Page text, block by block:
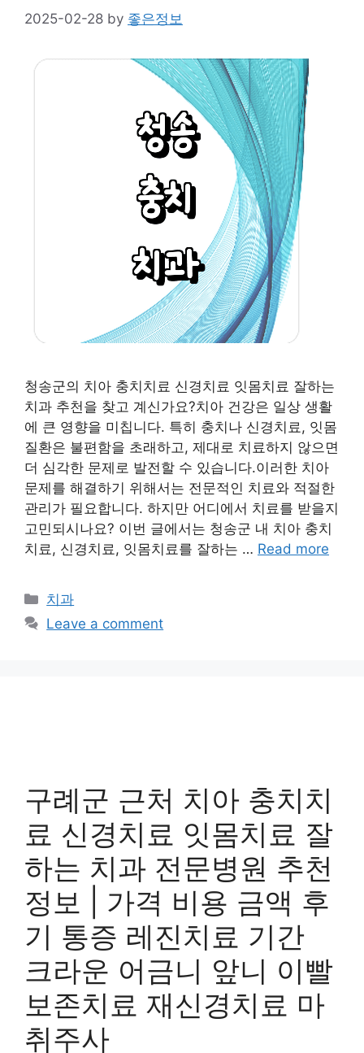
2025-02-28 by 좋은정보
청송군의 치아 충치치료 신경치료 잇몸치료 잘하는
치과 추천을 찾고 계신가요?치아 건강은 일상 생활
에 큰 영향을 미칩니다. 특히 충치나 신경치료, 잇몸
질환은 불편함을 초래하고, 제대로 치료하지 않으면
더 심각한 문제로 발전할 수 있습니다.이러한 치아
문제를 해결하기 위해서는 전문적인 치료와 적절한
관리가 필요합니다. 하지만 어디에서 치료를 받을지
고민되시나요? 이번 글에서는 청송군 내 치아 충치
치료, 신경치료, 잇몸치료를 잘하는 … Read more
Categories
치과
Leave a comment
구례군 근처 치아 충치치
료 신경치료 잇몸치료 잘
하는 치과 전문병원 추천
정보 | 가격 비용 금액 후
기 통증 레진치료 기간
크라운 어금니 앞니 이빨
보존치료 재신경치료 마
취주사